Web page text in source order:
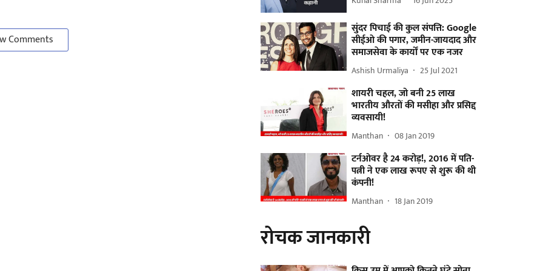
Comments
सुंदर पिचाई की कुल संपत्ति: Google
सीईओ की पगार, जमीन-जायदाद और
समाजसेवा के कार्यों पर एक नजर
Ashish Urmaliya 25 Jul 2021
शायरी चहल, जो बनी 25 लाख
भारतीय औरतों की मसीहा और प्रसिद्द
व्यवसायी!
Manthan 08 Jan 2019
टर्नओवर है 24 करोड़!, 2016 में पति-
पत्नी ने एक लाख रूपए से शुरू की थी
कंपनी!
Manthan 18 Jan 2019
रोचक जानकारी